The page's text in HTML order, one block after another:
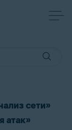
сети»
атак»